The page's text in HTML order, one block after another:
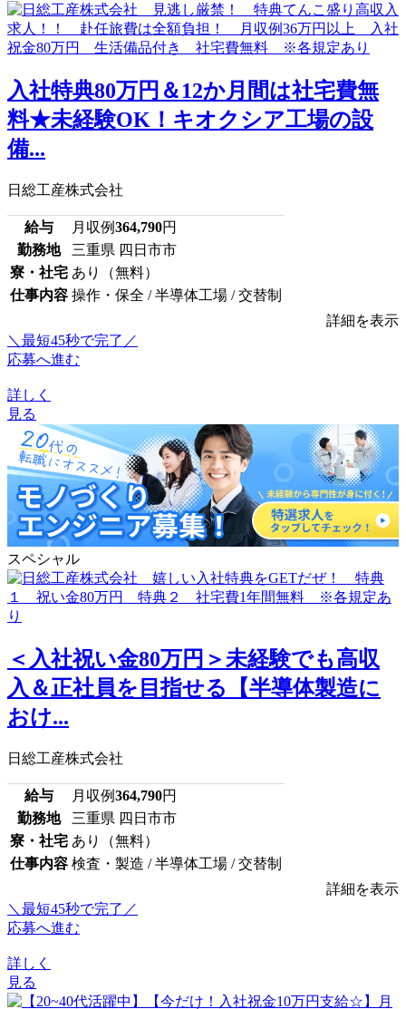
入社特典80万円＆12か月間は社宅費無
料★未経験OK！キオクシア工場の設
備...
日総工産株式会社
給与 月収例364,790円
勤務地
三重県 四日市市
寮・社宅 あり（無料）
仕事内容 操作・保全 / 半導体工場 / 交替制
詳細を表示
＼最短45秒で完了／
応募へ進む
詳しく
見る
スペシャル
＜入社祝い金80万円＞未経験でも高収
入＆正社員を目指せる【半導体製造に
おけ...
日総工産株式会社
給与 月収例364,790円
勤務地
三重県 四日市市
寮・社宅 あり（無料）
仕事内容 検査・製造 / 半導体工場 / 交替制
詳細を表示
＼最短45秒で完了／
応募へ進む
詳しく
見る